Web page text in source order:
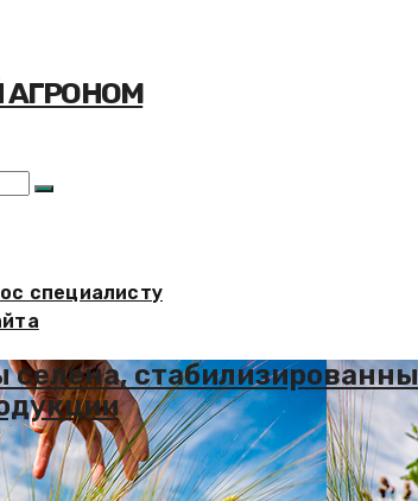
АГРОНОМ
специалисту
селена,